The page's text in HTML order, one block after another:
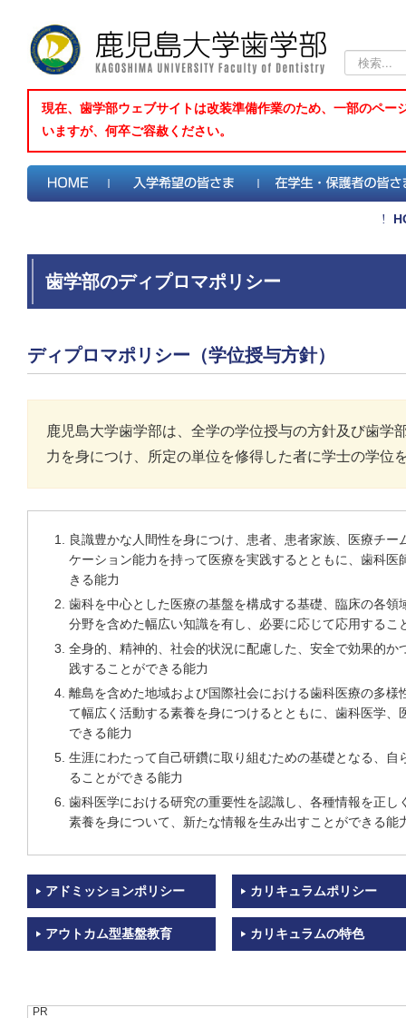
索...
現在、歯学部ウェブサイトは改装準備作業のため、一部のペ
いますが、何卒ご容赦ください。
歯学部のディプロマポリシー
ディプロマポリシー（学位授与方針）
鹿児島大学歯学部は、全学の学位授与の方針及び歯学
力を身につけ、所定の単位を修得した者に学士の学位
良識豊かな人間性を身につけ、患者、患者家族、医療チ
ケーション能力を持って医療を実践するとともに、歯科医
きる能力
歯科を中心とした医療の基盤を構成する基礎、臨床の各領
分野を含めた幅広い知識を有し、必要に応じて応用するこ
全身的、精神的、社会的状況に配慮した、安全で効果的か
践することができる能力
離島を含めた地域および国際社会における歯科医療の多様
て幅広く活動する素養を身につけるとともに、歯科医学
できる能力
生涯にわたって自己研鑽に取り組むための基礎となる、自
ることができる能力
歯科医学における研究の重要性を認識し、各種情報を正し
素養を身について、新たな情報を生み出すことができる能
アドミッションポリシー カリキュラムポリシー
アウトカム型基盤教育 カリキュラムの特色
PR